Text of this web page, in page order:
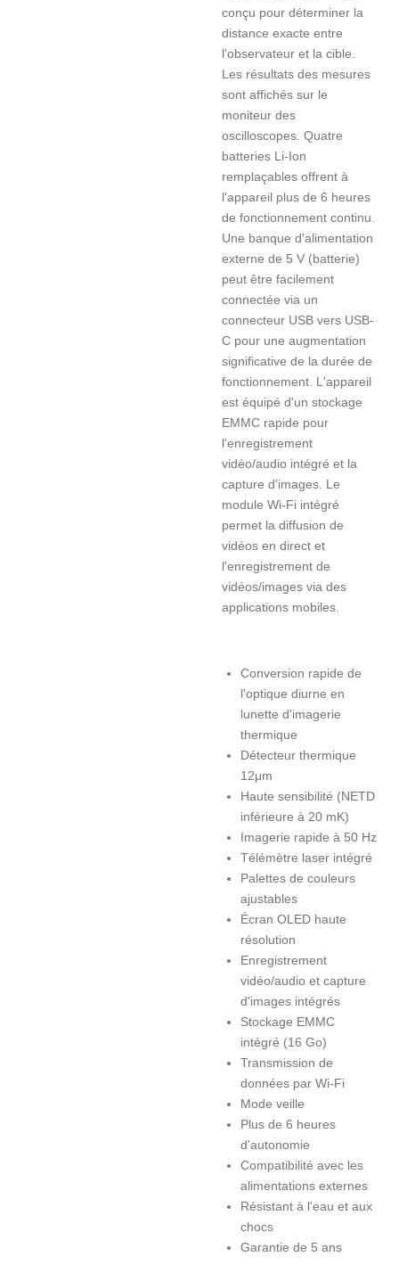
conçu pour déterminer la
distance exacte entre
l'observateur et la cible.
Les résultats des mesures
sont affichés sur le
moniteur des
oscilloscopes. Quatre
batteries Li-Ion
remplaçables offrent à
l'appareil plus de 6 heures
de fonctionnement continu.
Une banque d'alimentation
externe de 5 V (batterie)
peut être facilement
connectée via un
connecteur USB vers USB-
C pour une augmentation
significative de la durée de
fonctionnement. L'appareil
est équipé d'un stockage
EMMC rapide pour
l'enregistrement
vidéo/audio intégré et la
capture d'images. Le
module Wi-Fi intégré
permet la diffusion de
vidéos en direct et
l'enregistrement de
vidéos/images via des
applications mobiles.
Conversion rapide de
l'optique diurne en
lunette d'imagerie
thermique
Détecteur thermique
12μm
Haute sensibilité (NETD
inférieure à 20 mK)
Imagerie rapide à 50 Hz
Télémètre laser intégré
Palettes de couleurs
ajustables
Écran OLED haute
résolution
Enregistrement
vidéo/audio et capture
d'images intégrés
Stockage EMMC
intégré (16 Go)
Transmission de
données par Wi-Fi
Mode veille
Plus de 6 heures
d'autonomie
Compatibilité avec les
alimentations externes
Résistant à l'eau et aux
chocs
Garantie de 5 ans